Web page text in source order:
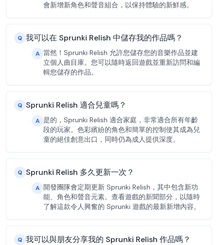
會新增新角色和聲音組合，以保持體驗的新鮮感。
Q 我可以在 Sprunki Relish 中儲存我的作品嗎？
A 當然！Sprunki Relish 允許您儲存您的音樂作品並建
立個人曲目庫。您可以隨時返回遊戲並重新訪問和編
輯您儲存的作品。
Q Sprunki Relish 適合兒童嗎？
A 是的，Sprunki Relish 適合家庭，非常適合所有年齡
段的玩家。色彩繽紛的角色和簡單的控制使其成為兒
童的絕佳創意出口，同時仍為成人提供深度。
Q Sprunki Relish 多久更新一次？
A 開發團隊會定期更新 Sprunki Relish，其中包含新功
能、角色和聲音元素。查看遊戲的新聞部分，以隨時
了解這款令人興奮的 Sprunki 遊戲的最新新增內容。
Q 我可以與朋友分享我的 Sprunki Relish 作品嗎？